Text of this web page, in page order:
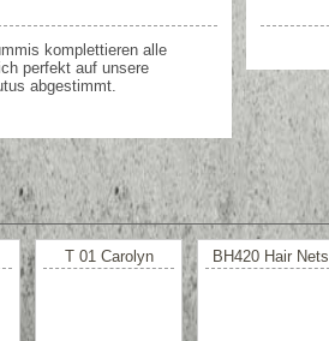
komplettieren alle
perfekt auf unsere
abgestimmt.
T 01 Carolyn BH420 Hair Nets